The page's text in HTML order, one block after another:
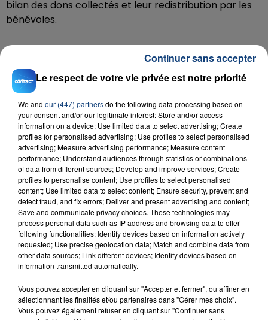
bilan des dons collectés et leur redistribution par les
bénévoles.
Radio Contact, plus que jamais aux côtés de ceux
qui en ont besoin
Avec « Une semaine pour vous aider », Radio Contact
confirme son engagement local et solidaire, en
mobilisant ses équipes, ses partenaires et ses
auditeurs pour des actions concrètes et utiles sur le
territoire.
Stressed Out
TWENTY ONE PILOTS
RADIO CONTACT
Le respect de votre vie privée est notre priorité
We and our (447) partnersdo the following data processing based on
your consent and/or our legitimate interest: Store and/or access
information on a device; Use limited data to select advertising; Create
profiles for personalised advertising; Use profiles to select personalised
advertising; Measure advertising performance; Measure content
performance; Understand audiences through statistics or combinations
of data from different sources; Develop and improve services; Create
profiles to personalise content; Use profiles to select personalised
content; Use limited data to select content; Ensure security, prevent and
detect fraud, and fix errors; Deliver and present advertising and content;
Save and communicate privacy choices. These technologies may
process personal data such as IP address and browsing data to offer
following functionalities: Identify devices based on information actively
requested; Use precise geolocation data; Match and combine data from
other data sources; Link different devices; Identify devices based on
information transmitted automatically.
Vous pouvez accepter en cliquant sur "Accepter et fermer", ou affiner en
sélectionnant les finalités et/ou partenaires dans "Gérer mes choix".
Vous pouvez également refuser en cliquant sur "Continuer sans
Continuer sans accepter